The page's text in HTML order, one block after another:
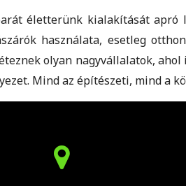
életterünk kialakítását apró
használata, esetleg
olyan nagyvállalatok,
Mind az építészeti, mind a